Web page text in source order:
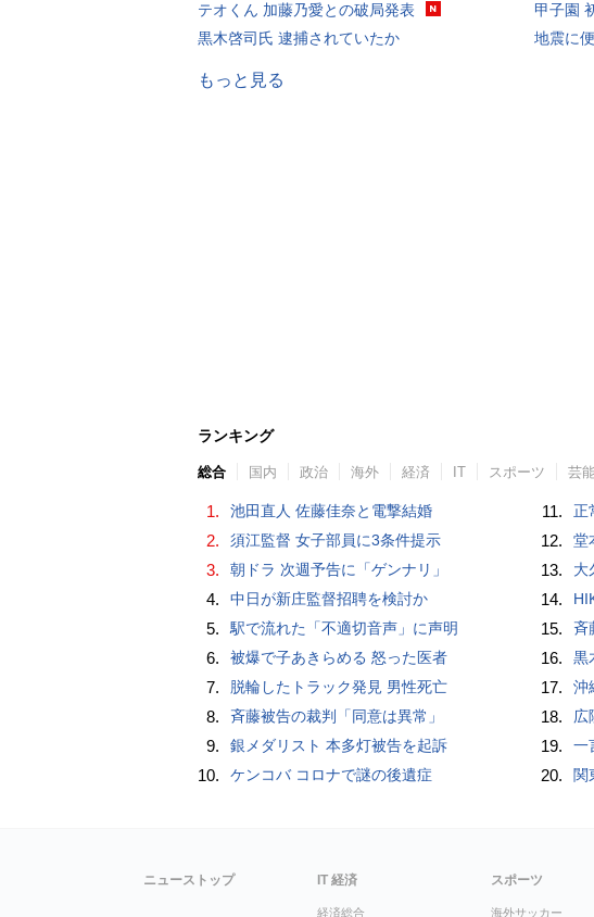
テオくん 加藤乃愛との破局発表
黒木啓司氏 逮捕されていたか
甲子園
地震に
もっと見る
ランキング
総合 国内 政治 海外 経済 IT スポーツ 芸
1. 池田直人 佐藤佳奈と電撃結婚
2. 須江監督 女子部員に3条件提示
3. 朝ドラ 次週予告に「ゲンナリ」
4. 中日が新庄監督招聘を検討か
5. 駅で流れた「不適切音声」に声明
6. 被爆で子あきらめる 怒った医者
7. 脱輪したトラック発見 男性死亡
8. 斉藤被告の裁判「同意は異常」
9. 銀メダリスト 本多灯被告を起訴
10. ケンコバ コロナで謎の後遺症
11. 正
12. 堂
13. 大
14.
15. 斉
16. 黒
17. 沖
18. 広
19. 一
20. 関
ニューストップ IT 経済
経済総合
スポーツ
海外サッカー